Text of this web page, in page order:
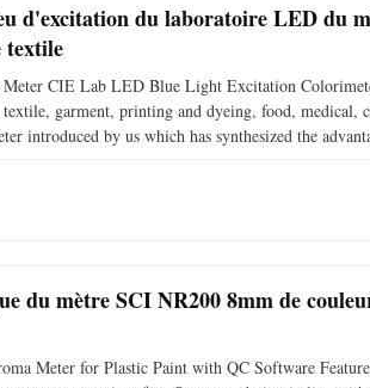
d'excitation du laboratoire LED du
textile
CIE Lab LED Blue Light Excitation
garment, printing and dyeing, food, medical,
introduced by us which has synthesized the
du mètre SCI NR200 8mm de
Meter for Plastic Paint with QC Software